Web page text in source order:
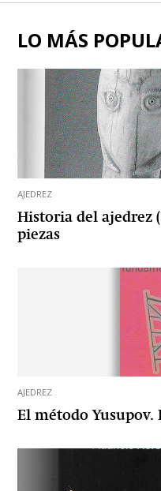
LO MÁS
AJEDREZ
Historia del ajedrez
piezas
AJEDREZ
El método Yusupov.